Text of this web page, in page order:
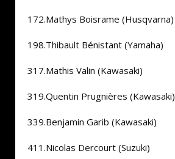
172.Mathys Boisrame (Husqvarna)
198.Thibault Bénistant (Yamaha)
317.Mathis Valin (Kawasaki)
319.Quentin Prugnières (Kawasaki)
339.Benjamin Garib (Kawasaki)
411.Nicolas Dercourt (Suzuki)